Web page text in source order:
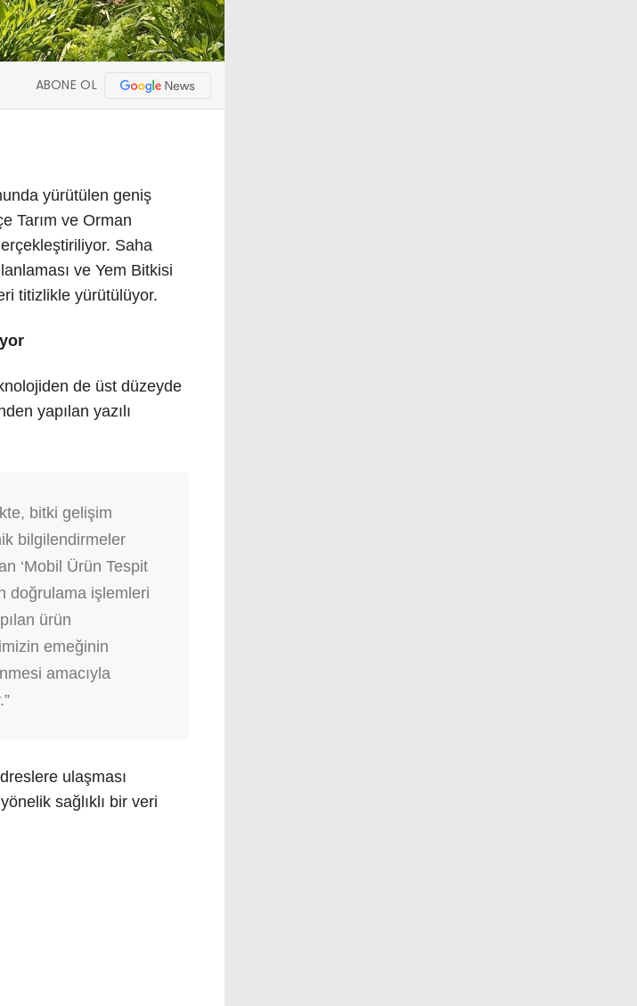
ABONE OL
yürütülen geniş
Tarım ve Orman
Saha
ve Yem Bitkisi
titizlikle yürütülüyor.
de üst düzeyde
yapılan yazılı
bitki gelişim
bilgilendirmeler
‘Mobil Ürün Tespit
doğrulama işlemleri
ürün
emeğinin
amacıyla
ulaşması
sağlıklı bir veri